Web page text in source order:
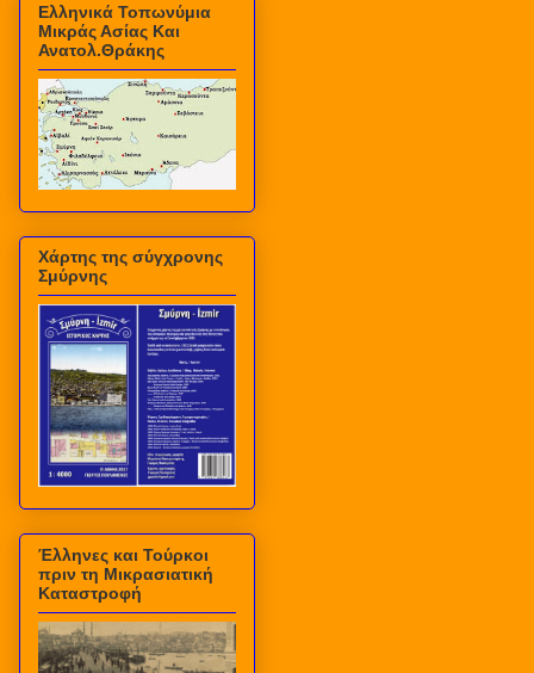
Ελληνικά Τοπωνύμια
Μικράς Ασίας Και
Ανατολ.Θράκης
Χάρτης της σύγχρονης
Σμύρνης
Έλληνες και Τούρκοι
πριν τη Μικρασιατική
Καταστροφή